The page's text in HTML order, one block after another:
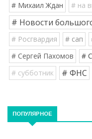
# Михаил Ждан
# на
# Новости
# Росгвардия # сап
# Сергей Пахомов
#
# субботник
# ФНС
ПОПУЛЯРНОЕ